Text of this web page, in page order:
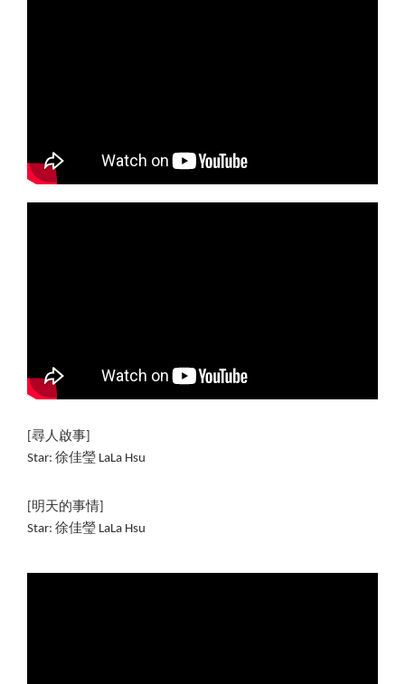
[尋人啟事]
Star: 徐佳瑩 LaLa Hsu
[明天的事情]
Star: 徐佳瑩 LaLa Hsu